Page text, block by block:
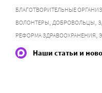
БЛАГОТВОРИТЕЛЬНЫЕ
ВОЛОНТЕРЫ ДОБРОВОЛЬЦЫ
РЕФОРМА ЗДРАВООХРАНЕНИЯ
Наши статьи и